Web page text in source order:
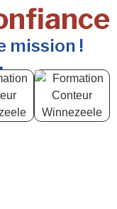
mission !